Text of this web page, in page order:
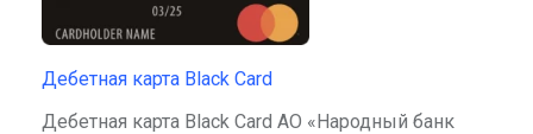
Дебетная карта Black Card
Дебетная карта Black Card АО «Народный банк